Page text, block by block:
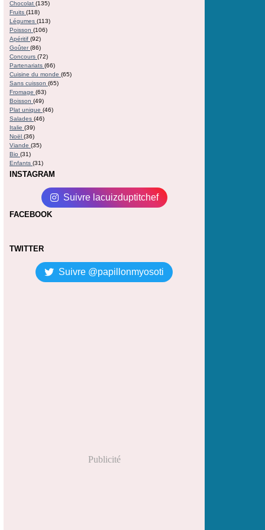
Chocolat (135)
Fruits (118)
Légumes (113)
Poisson (106)
Apéritif (92)
Goûter(86)
Concours (72)
Partenariats (66)
Cuisine du monde (65)
Sans cuisson (65)
Fromage (63)
Boisson (49)
Plat unique (46)
Salades (46)
Italie (39)
Noël (36)
Viande (35)
Bio (31)
Enfants (31)
INSTAGRAM
Suivre lacuizduptitchef
FACEBOOK
TWITTER
Suivre @papillonmyosoti
Publicité